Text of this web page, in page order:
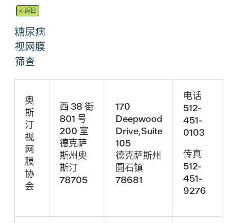
< 返回
糖尿病
视网膜
筛查
奥
斯
汀
视
网
膜
协
会
西 38 街
801 号
200 室
德克萨
斯州奥
斯汀
78705
170
Deepwood
Drive,Suite
105
德克萨斯州
圆石镇
78681
电话
512-
451-
0103
传真
512-
451-
9276